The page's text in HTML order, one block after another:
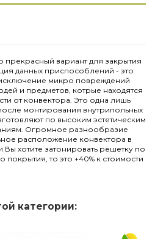
прекрасный вариант для закрытия
данных приспособлений - это
микро повреждений
и предметов, котрые находятся
от конвектора. Это одна лишь
монтирования внутрипольных
по высоким эстетическим
Огромное разнообразие
расположение конвектора в
хотите затонировать решетку по
то это +40% к стоимости
230
категории: